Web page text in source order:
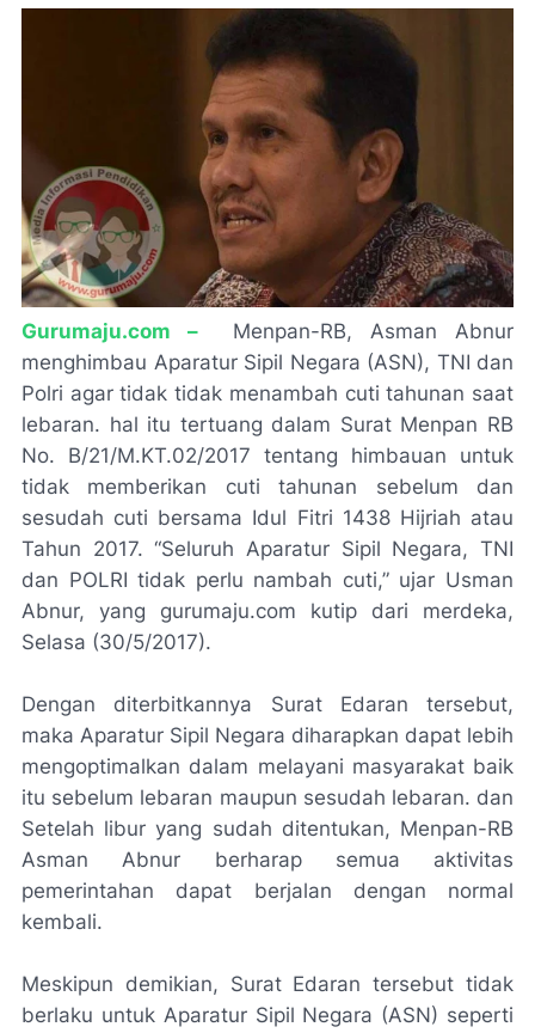
Gurumaju.com –Menpan-RB, Asman Abnur
menghimbau Aparatur Sipil Negara (ASN), TNI dan
Polri agar tidak tidak menambah cuti tahunan saat
lebaran. hal itu tertuang dalam Surat Menpan RB
No. B/21/M.KT.02/2017 tentang himbauan untuk
tidak memberikan cuti tahunan sebelum dan
sesudah cuti bersama Idul Fitri 1438 Hijriah atau
Tahun 2017. “Seluruh Aparatur Sipil Negara, TNI
dan POLRI tidak perlu nambah cuti,” ujar Usman
Abnur, yang gurumaju.com kutip dari merdeka,
Selasa (30/5/2017).
Dengan diterbitkannya Surat Edaran tersebut,
maka Aparatur Sipil Negara diharapkan dapat lebih
mengoptimalkan dalam melayani masyarakat baik
itu sebelum lebaran maupun sesudah lebaran. dan
Setelah libur yang sudah ditentukan, Menpan-RB
Asman Abnur berharap semua aktivitas
pemerintahan dapat berjalan dengan normal
kembali.
Meskipun demikian, Surat Edaran tersebut tidak
berlaku untuk Aparatur Sipil Negara (ASN) seperti